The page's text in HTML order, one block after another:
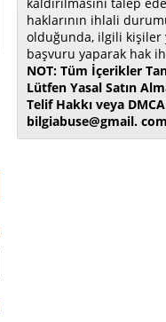
haklarının ihlali
olduğunda, ilgili kişiler
başvuru yaparak hak
NOT: Tüm İçerikler
Lütfen Yasal Satın
Telif Hakkı veya
bilgiabuse@gmail. com